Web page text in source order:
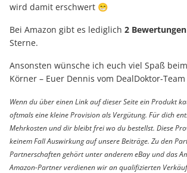
wird damit erschwert 😁
Bei Amazon gibt es lediglich 2 Bewertungen
Sterne.
Ansonsten wünsche ich euch viel Spaß
Körner – Euer Dennis vom DealDoktor-Team
Wenn du über einen Link auf dieser Seite ein Produkt
oftmals eine kleine Provision als Vergütung. Für dich
Mehrkosten und dir bleibt frei wo du bestellst. Diese
keinem Fall Auswirkung auf unsere Beiträge. Zu den
Partnerschaften gehört unter anderem eBay und das
Amazon-Partner verdienen wir an qualifizierten